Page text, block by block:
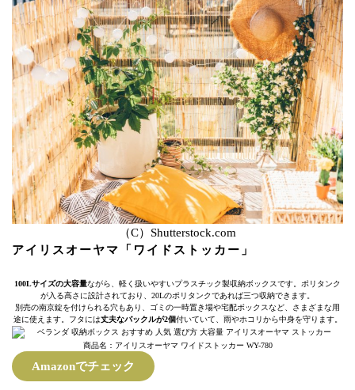
（C）Shutterstock.com
アイリスオーヤマ「ワイドストッカー」
100Lサイズの大容量ながら、軽く扱いやすいプラスチック製収納ボックスです。ポリタンク
が入る高さに設計されており、20Lのポリタンクであれば三つ収納できます。
別売の南京錠を付けられる穴もあり、ゴミの一時置き場や宅配ボックスなど、さまざまな用
途に使えます。フタには丈夫なバックルが2個付いていて、雨やホコリから中身を守ります。
商品名：アイリスオーヤマ ワイドストッカー WY-780
Amazonでチェック